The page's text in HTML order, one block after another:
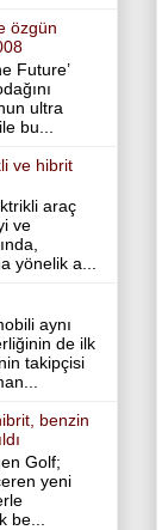
özgün
Future’
ultra
bu...
ve hibrit
araç
ve
yönelik a...
aynı
de ilk
takipçisi
benzin
Golf;
yeni
be...